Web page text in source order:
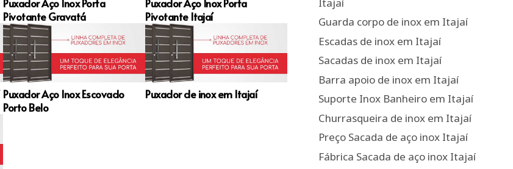
Puxador Aço Inox Porta
Pivotante Gravatá
Puxador Aço Inox Porta
Pivotante Itajaí
Puxador Aço Inox Escovado
Porto Belo
Puxador de inox em Itajaí
Guarda corpo de inox em Itajaí
Escadas de inox em Itajaí
Sacadas de inox em Itajaí
Barra apoio de inox em Itajaí
Suporte Inox Banheiro em Itajaí
Churrasqueira de inox em Itajaí
Preço Sacada de aço inox Itajaí
Fábrica Sacada de aço inox Itajaí